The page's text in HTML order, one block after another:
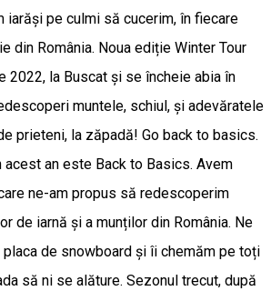
iarăși pe culmi să cucerim, în fiecare
din România. Noua ediție Winter Tour
2022, la Buscat și se încheie abia în
muntele, schiul, și adevăratele
prieteni, la zăpadă! Go back to basics.
an este Back to Basics. Avem
ne-am propus să redescoperim
de iarnă și a munților din România. Ne
de snowboard și îi chemăm pe toți
să ni se alăture. Sezonul trecut, după